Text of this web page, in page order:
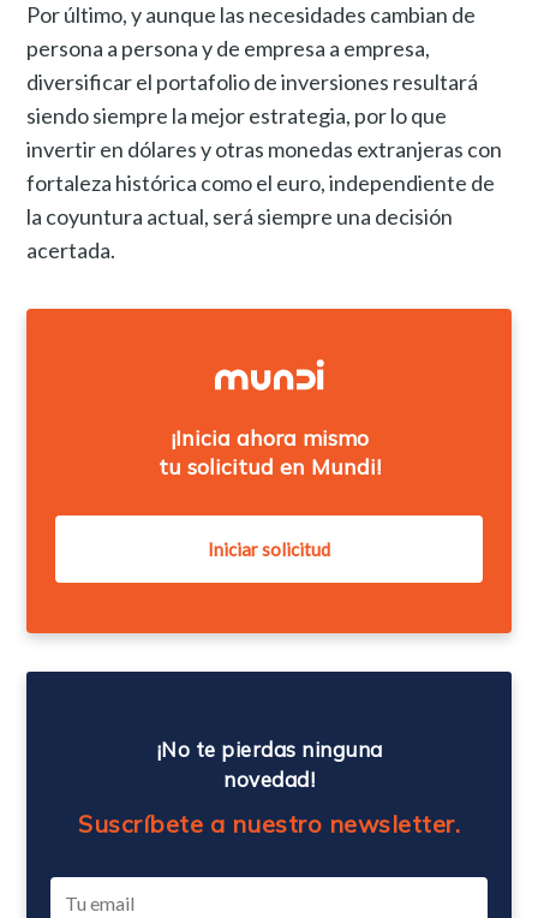
Por último, y aunque las necesidades cambian de
persona a persona y de empresa a empresa,
diversificar el portafolio de inversiones resultará
siendo siempre la mejor estrategia, por lo que
invertir en dólares y otras monedas extranjeras con
fortaleza histórica como el euro, independiente de
la coyuntura actual, será siempre una decisión
acertada.
¡Inicia ahora mismo
tu solicitud en Mundi!
¡No te pierdas ninguna
novedad!
Suscríbete a nuestro newsletter.